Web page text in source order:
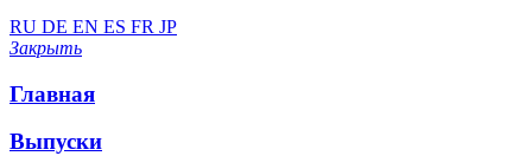
RU DE EN ES FR JP
Закрыть
Главная
Выпуски